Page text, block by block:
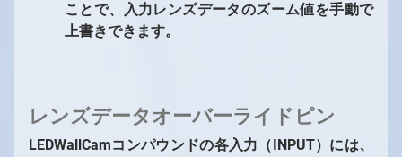
ことで、入力レンズデータのズーム値を手動で
上書きできます。
レンズデータオーバーライドピン
LEDWallCamコンパウンドの各入力（INPUT）には、